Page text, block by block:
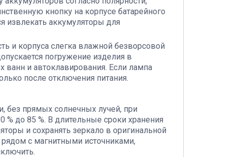
кнопку на корпусе батарейного
извлекать аккумуляторы для
и корпуса слегка влажной безворсовой
погружение изделия в
ванн и автоклавирования. Если лампа
после отключения питания.
без прямых солнечных лучей, при
% до 85 %. В длительные сроки хранения
и сохранять зеркало в оригинальной
с магнитными источниками,